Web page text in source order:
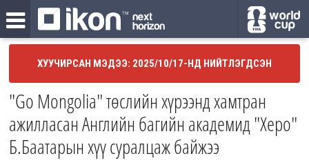
ХУУЧИРСАН МЭДЭЭ: 2025/10/17-НД НИЙТЛЭГДСЭН
"Go Mongolia" төслийн хүрээнд хамтран
ажилласан Английн багийн академид "Херо"
Б.Баатарын хүү суралцаж байжээ